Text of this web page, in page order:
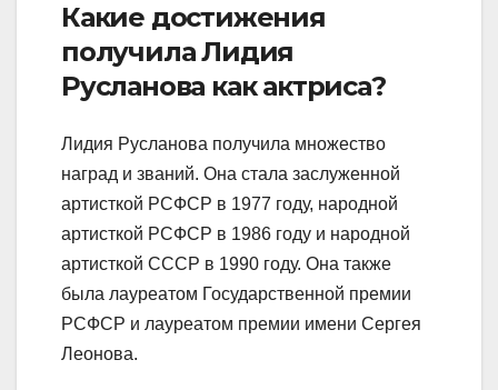
Какие достижения
получила Лидия
Русланова как актриса?
Лидия Русланова получила множество
наград и званий. Она стала заслуженной
артисткой РСФСР в 1977 году, народной
артисткой РСФСР в 1986 году и народной
артисткой СССР в 1990 году. Она также
была лауреатом Государственной премии
РСФСР и лауреатом премии имени Сергея
Леонова.